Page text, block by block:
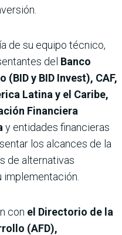
de su equipo técnico,
del Banco
y BID Invest), CAF,
Latina y el Caribe,
Financiera
y entidades financieras
los alcances de la
de alternativas
implementación.
con el Directorio de la
(AFD),